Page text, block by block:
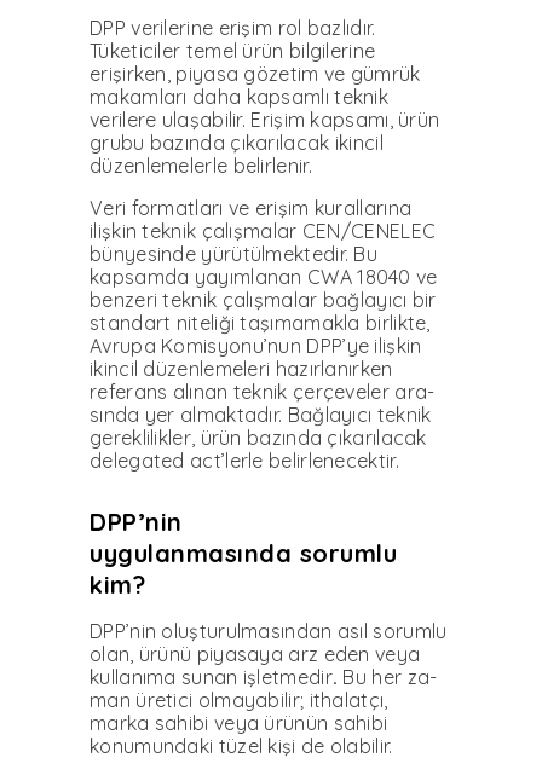
DPP verilerine erişim rol bazlıdır.
Tüketiciler temel ürün bilgilerine
erişirken, pi­yasa gözetim ve gümrük
ma­kamları daha kapsamlı tek­nik
verilere ulaşabilir. Erişim kapsamı, ürün
grubu bazında çıkarılacak ikincil
düzenleme­lerle belirlenir.
Veri formatları ve erişim ku­rallarına
ilişkin teknik çalış­malar CEN/CENELEC
bün­yesinde yürütülmektedir. Bu
kapsamda yayımlanan CWA 18040 ve
benzeri teknik ça­lışmalar bağlayıcı bir
stan­dart niteliği taşımamakla bir­likte,
Avrupa Komisyonu’nun DPP’ye ilişkin
ikincil düzenle­meleri hazırlanırken
referans alınan teknik çerçeveler ara­
sında yer almaktadır. Bağla­yıcı teknik
gereklilikler, ürün bazında çıkarılacak
delegated act’lerle belirlenecektir.
DPP’nin
uygulanmasında sorumlu
kim?
DPP’nin oluşturulmasından asıl sorumlu
olan, ürünü piya­saya arz eden veya
kullanıma sunan işletmedir. Bu her za­
man üretici olmayabilir; itha­latçı,
marka sahibi veya ürü­nün sahibi
konumundaki tüzel kişi de olabilir.